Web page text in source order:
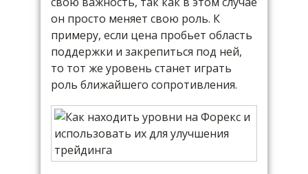
он просто меняет свою роль. К
примеру, если цена пробьет область
поддержки и закрепиться под ней,
то тот же уровень станет играть
роль ближайшего сопротивления.